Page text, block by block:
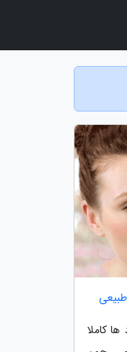
کاملا